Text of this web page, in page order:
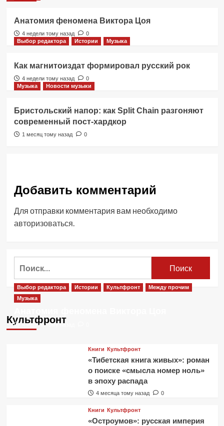
Анатомия феномена Виктора Цоя
4 недели тому назад
0
Выбор редактора
Истории Музыка
Как магнитоиздат формировал русский рок
4 недели тому назад
0
Музыка
Новости музыки
Бристольский напор: как Split Chain разгоняют
современный пост-хардкор
1 месяц тому назад 0
Добавить комментарий
Для отправки комментария вам необходимо
авторизоваться.
Культфронт
Выбор редактора Истории Культфронт
Между прочим
Музыка
4 недели тому назад
Книги Культфронт
«Тибетская книга живых»: роман
о поиске «смысла номер ноль»
в эпоху распада
4 месяца тому назад 0
Книги Культфронт
«Остроумов»: русская империя